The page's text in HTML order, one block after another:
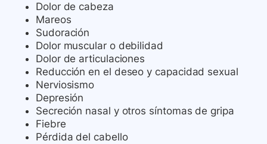
Dolor de cabeza
Mareos
Sudoración
Dolor muscular o debilidad
Dolor de articulaciones
Reducción en el deseo y capacidad sexual
Nerviosismo
Depresión
Secreción nasal y otros síntomas de gripa
Fiebre
Pérdida del cabello